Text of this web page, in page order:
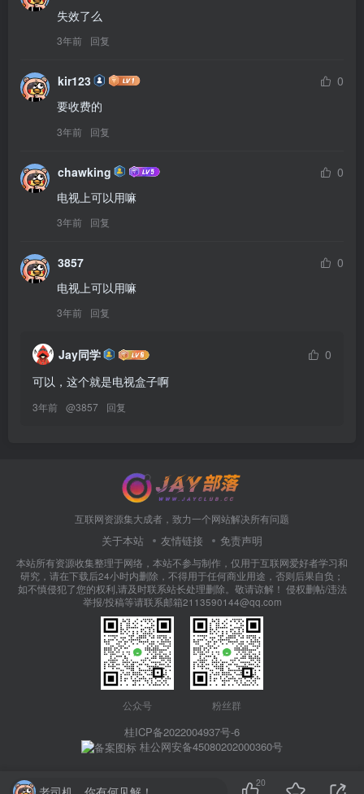
失效了么
3年前 回复
kir123
0
要收费的
3年前 回复
chawking
0
电视上可以用嘛
3年前 回复
3857
0
电视上可以用嘛
3年前 回复
Jay同学
0
可以，这个就是电视盒子啊
3年前 @3857 回复
互联网资源集大成者，致力一个网站解决所有问题
关于本站 友情链接 免责声明
本站所有资源收集整理于网络，本站不参与制作，仅用于互联网爱好者学习和
研究，请在下载后24小时内删除，不得用于任何商业用途，否则后果自负；
如不慎侵犯了您的权利,请及时联系站长处理删除。敬请谅解！ 侵权删帖/违法
举报/投稿等请联系邮箱2113590144@qq.com
公众号 粉丝群
桂ICP备2022004937号-6
桂公网安备45080202000360号
20